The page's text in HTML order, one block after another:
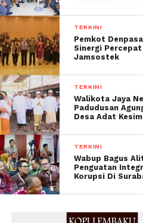
TERKINI
Pemkot
Sinergi Percepat
Jamsostek
TERKINI
Walikota Jaya
Padudusan
Desa Adat
TERKINI
Wabup Bagus
Penguatan
Korupsi Di